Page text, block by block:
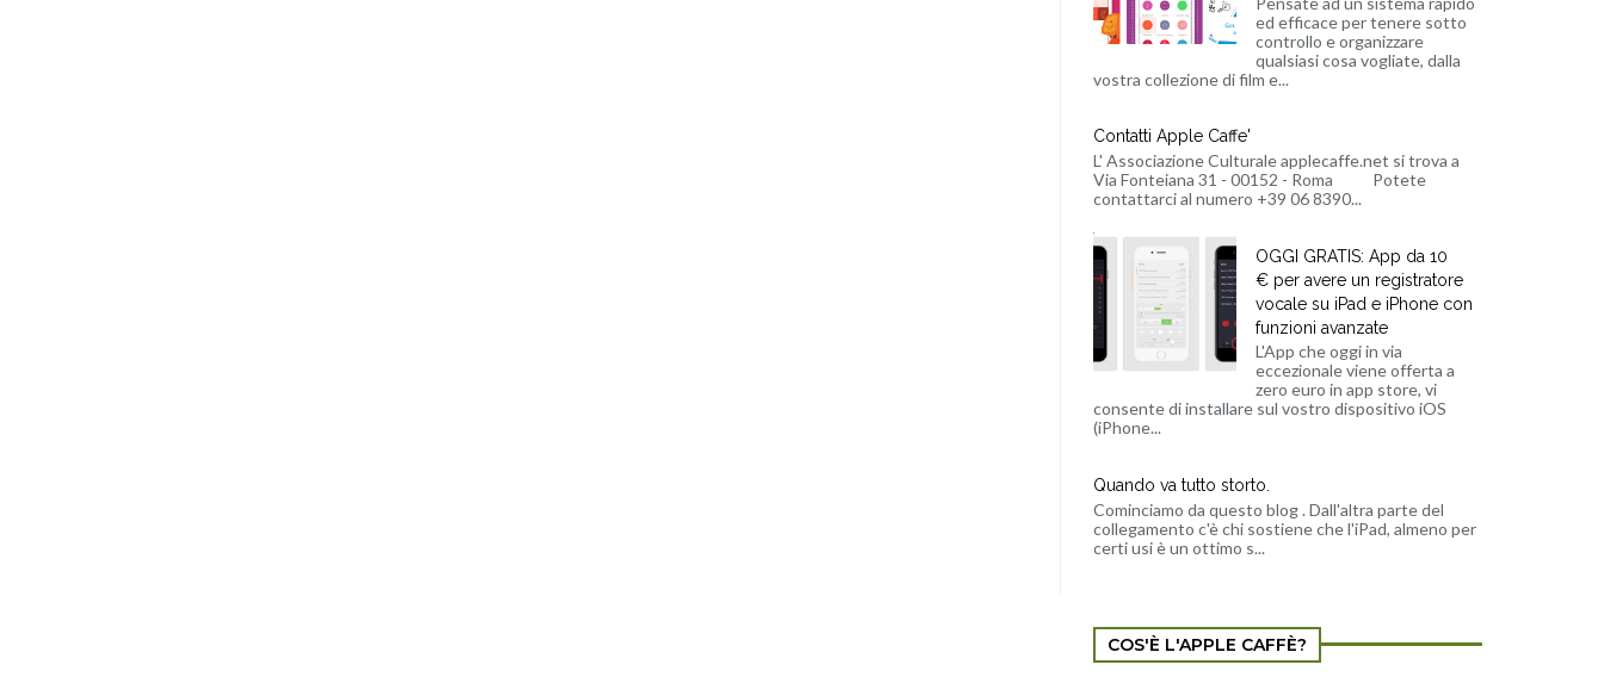
ed efficace per tenere sotto
controllo e organizzare
qualsiasi cosa vogliate, dalla
vostra collezione di film e...
Contatti Apple Caffe'
L' Associazione Culturale applecaffe.net si trova a
Via Fonteiana 31 - 00152 - Roma Potete
contattarci al numero +39 06 8390...
OGGI GRATIS: App da 10
€ per avere un registratore
vocale su iPad e iPhone con
funzioni avanzate
L'App che oggi in via
eccezionale viene offerta a
zero euro in app store, vi
consente di installare sul vostro dispositivo iOS
(iPhone...
Quando va tutto storto.
Cominciamo da questo blog . Dall'altra parte del
collegamento c'è chi sostiene che l'iPad, almeno per
certi usi è un ottimo s...
COS'È L'APPLE CAFFÈ?